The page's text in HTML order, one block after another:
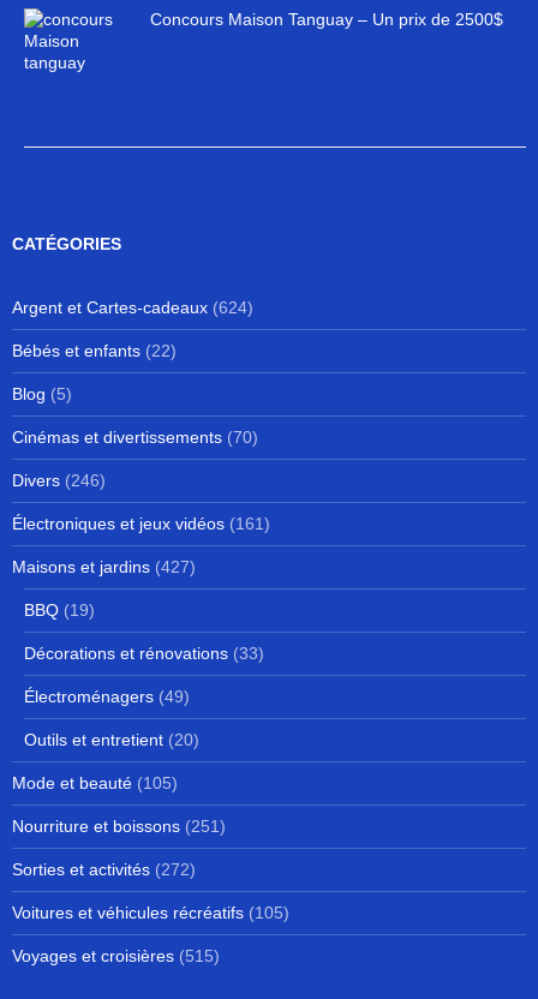
Concours Maison Tanguay – Un prix de 2500$
CATÉGORIES
Argent et Cartes-cadeaux (624)
Bébés et enfants (22)
Blog (5)
Cinémas et divertissements (70)
Divers (246)
Électroniques et jeux vidéos (161)
Maisons et jardins (427)
BBQ (19)
Décorations et rénovations (33)
Électroménagers (49)
Outils et entretient (20)
Mode et beauté (105)
Nourriture et boissons (251)
Sorties et activités (272)
Voitures et véhicules récréatifs (105)
Voyages et croisières (515)